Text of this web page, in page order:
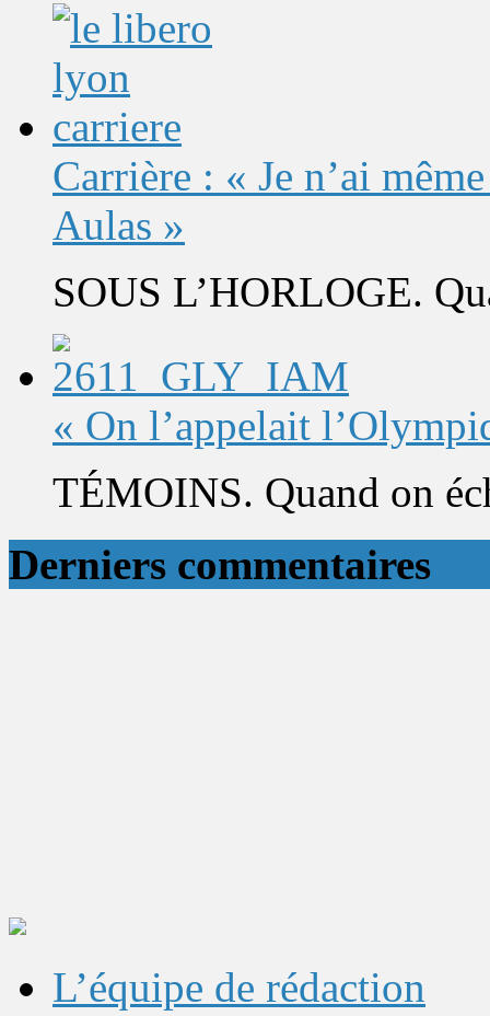
Carrière : « Je n’ai
Aulas »
SOUS L’HORLOGE.
« On l’appelait
TÉMOINS. Quand on
Derniers commentaires
L’équipe de rédaction